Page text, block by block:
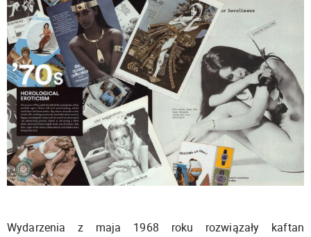
Wydarzenia z maja 1968 roku rozwiązały kaftan